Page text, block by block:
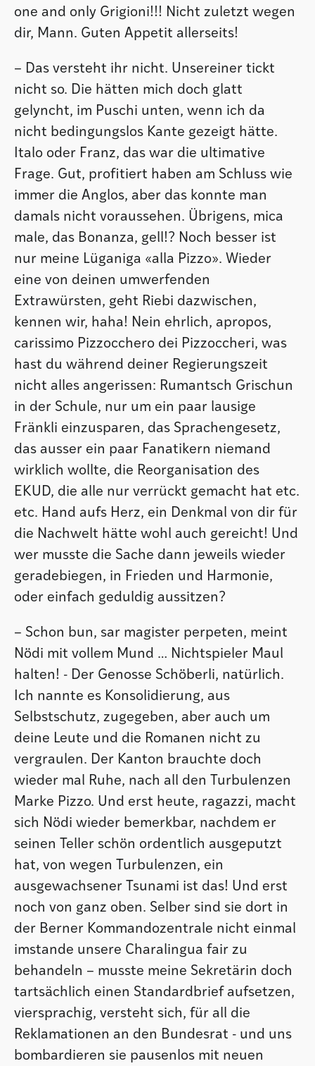
one and only Grigioni!!! Nicht zuletzt wegen
dir, Mann. Guten Appetit allerseits!
– Das versteht ihr nicht. Unsereiner tickt
nicht so. Die hätten mich doch glatt
gelyncht, im Puschi unten, wenn ich da
nicht bedingungslos Kante gezeigt hätte.
Italo oder Franz, das war die ultimative
Frage. Gut, profitiert haben am Schluss wie
immer die Anglos, aber das konnte man
damals nicht voraussehen. Übrigens, mica
male, das Bonanza, gell!? Noch besser ist
nur meine Lüganiga «alla Pizzo». Wieder
eine von deinen umwerfenden
Extrawürsten, geht Riebi dazwischen,
kennen wir, haha! Nein ehrlich, apropos,
carissimo Pizzocchero dei Pizzoccheri, was
hast du während deiner Regierungszeit
nicht alles angerissen: Rumantsch Grischun
in der Schule, nur um ein paar lausige
Fränkli einzusparen, das Sprachengesetz,
das ausser ein paar Fanatikern niemand
wirklich wollte, die Reorganisation des
EKUD, die alle nur verrückt gemacht hat etc.
etc. Hand aufs Herz, ein Denkmal von dir für
die Nachwelt hätte wohl auch gereicht! Und
wer musste die Sache dann jeweils wieder
geradebiegen, in Frieden und Harmonie,
oder einfach geduldig aussitzen?
– Schon bun, sar magister perpeten, meint
Nödi mit vollem Mund … Nichtspieler Maul
halten! - Der Genosse Schöberli, natürlich.
Ich nannte es Konsolidierung, aus
Selbstschutz, zugegeben, aber auch um
deine Leute und die Romanen nicht zu
vergraulen. Der Kanton brauchte doch
wieder mal Ruhe, nach all den Turbulenzen
Marke Pizzo. Und erst heute, ragazzi, macht
sich Nödi wieder bemerkbar, nachdem er
seinen Teller schön ordentlich ausgeputzt
hat, von wegen Turbulenzen, ein
ausgewachsener Tsunami ist das! Und erst
noch von ganz oben. Selber sind sie dort in
der Berner Kommandozentrale nicht einmal
imstande unsere Charalingua fair zu
behandeln – musste meine Sekretärin doch
tartsächlich einen Standardbrief aufsetzen,
viersprachig, versteht sich, für all die
Reklamationen an den Bundesrat - und uns
bombardieren sie pausenlos mit neuen